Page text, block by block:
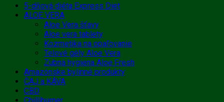
5-dňová diéta Express Diet
ALOE VERA
Aloe Vera šťavy
Aloe vera tablety
Kozmetika na opaľovanie
Telové gély Aloe Vera
Zubná hygiena Aloe Fresh
Amazónske bylinné produkty
ČAJ a KÁVA
CBD